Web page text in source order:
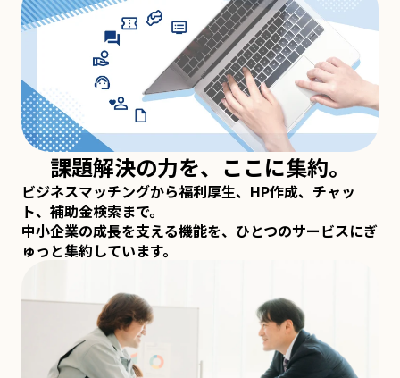
課題解決の力を、ここに集約。
ビジネスマッチングから福利厚生、HP作成、チャッ
ト、補助金検索まで。
中小企業の成長を支える機能を、ひとつのサービスにぎ
ゅっと集約しています。